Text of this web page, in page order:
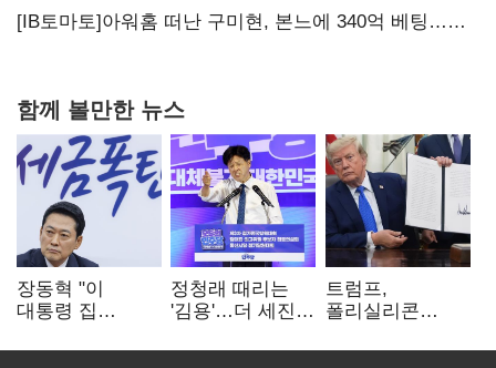
상폐 압박
[IB토마토]아워홈 떠난 구미현, 본느에 340억 베팅…
함께 볼만한 뉴스
장동혁 "이
대통령 집
폭탄…'내로남불'"
정청래 때리는
'김용'…더 세진
입
트럼프,
폴리실리콘
관세…"미 산업